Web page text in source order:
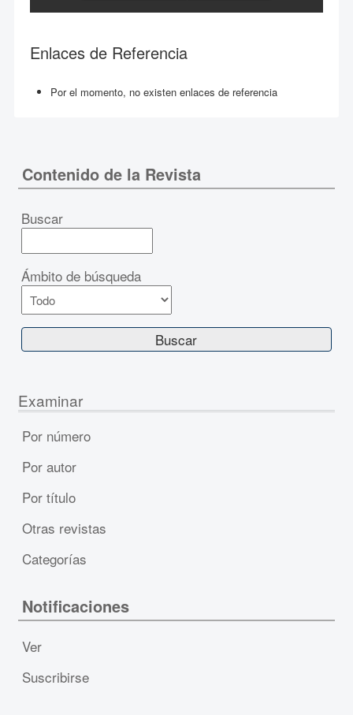
Enlaces de Referencia
Por el momento, no existen enlaces de referencia
Contenido de la Revista
Buscar
Ámbito de búsqueda
Examinar
Por número
Por autor
Por título
Otras revistas
Categorías
Notificaciones
Ver
Suscribirse